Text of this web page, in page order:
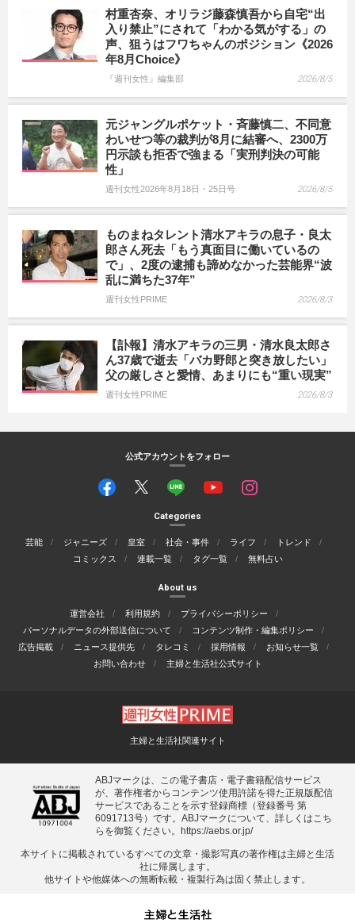
村重杏奈、オリラジ藤森慎吾から自宅“出
入り禁止”にされて「わかる気がする」の
声、狙うはフワちゃんのポジション《2026
年8月Choice》
『週刊女性』編集部 2026/8/5
元ジャングルポケット・斉藤慎二、不同意
わいせつ等の裁判が8月に結審へ、2300万
円示談も拒否で強まる「実刑判決の可能
性」
週刊女性2026年8月18日・25日号 2026/8/5
ものまねタレント清水アキラの息子・良太
郎さん死去「もう真面目に働いているの
で」、2度の逮捕も諦めなかった芸能界“波
乱に満ちた37年”
週刊女性PRIME 2026/8/3
【訃報】清水アキラの三男・清水良太郎さ
ん37歳で逝去「バカ野郎と突き放したい」
父の厳しさと愛情、あまりにも“重い現実”
週刊女性PRIME 2026/8/3
公式アカウントをフォロー
Categories
芸能 ジャニーズ 皇室 社会・事件 ライフ
トレンド
コミックス
連載一覧 タグ一覧 無料占い
About us
運営会社 利用規約
プライバシーポリシー
パーソナルデータの外部送信について
コンテンツ制作・編集ポリシー
広告掲載
ニュース提供先 タレコミ 採用情報
お知らせ一覧
お問い合わせ
主婦と生活社公式サイト
主婦と生活社関連サイト
ABJマークは、この電子書店・電子書籍配信サービス
が、著作権者からコンテンツ使用許諾を得た正規版配信
サービスであることを示す登録商標（登録番号 第
6091713号）です。ABJマークについて、詳しくはこち
らを御覧ください。
https://aebs.or.jp/
本サイトに掲載されているすべての⽂章・撮影写真の著作権は主婦と⽣活
社に帰属します。
他サイトや他媒体への無断転載・複製⾏為は固く禁⽌します。